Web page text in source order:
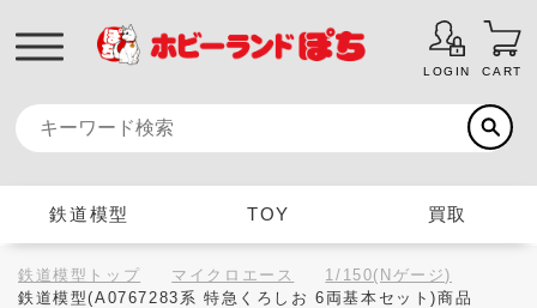
LOGIN CART
鉄道模型 TOY 買取
鉄道模型トップ マイクロエース
1/150(Nゲージ)
鉄道模型(A0767283系 特急くろしお 6両基本セット)商品